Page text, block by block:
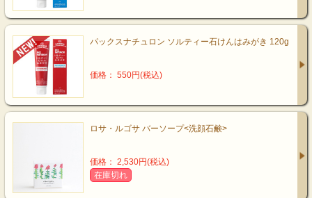
パックスナチュロン ソルティー石けんはみがき 120g
価格： 550円(税込)
ロサ・ルゴサ バーソープ<洗顔石鹸>
価格： 2,530円(税込)
在庫切れ